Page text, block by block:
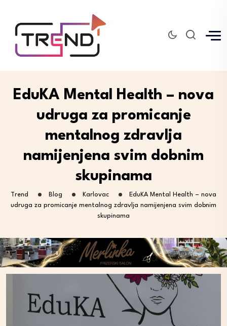
EduKA Mental Health – nova
udruga za promicanje
mentalnog zdravlja
namijenjena svim dobnim
skupinama
Trend Blog Karlovac
EduKA Mental Health – nova
udruga za promicanje mentalnog zdravlja namijenjena svim dobnim
skupinama